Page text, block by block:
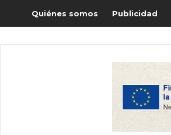
Quiénes somos Publicidad